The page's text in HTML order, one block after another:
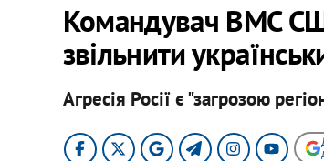
Командувач ВМС
звільнити
Агресія Росії є "загрозою